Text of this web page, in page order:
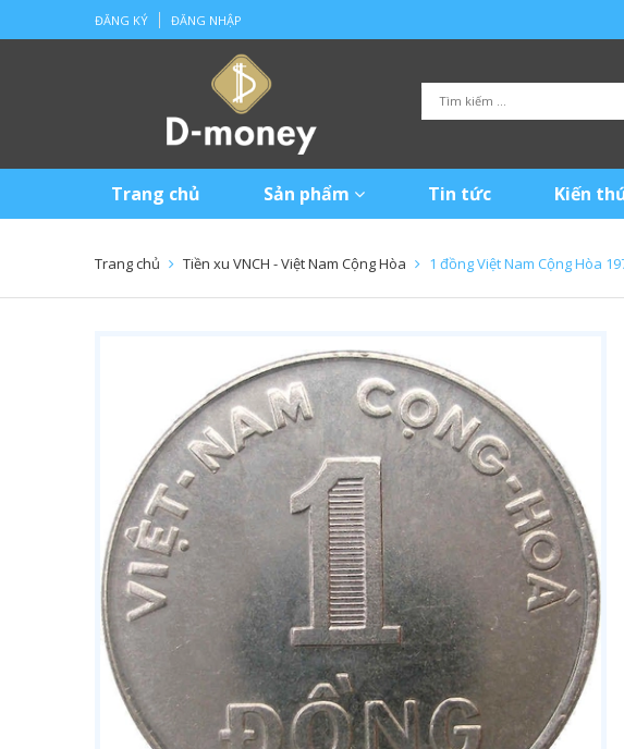
ĐĂNG KÝ ĐĂNG NHẬP
Trang chủ Sản phẩm Tin tức Kiến
Trang chủ Tiền xu VNCH - Việt Nam Cộng Hòa 1 đồng Việt Nam Cộng Hòa